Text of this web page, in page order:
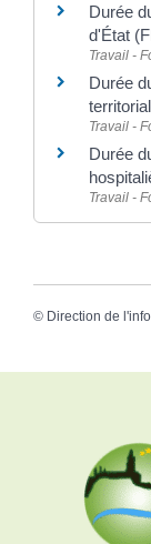
Durée
d'État
Travail -
Durée
Travail -
Durée
Travail -
© Direction de